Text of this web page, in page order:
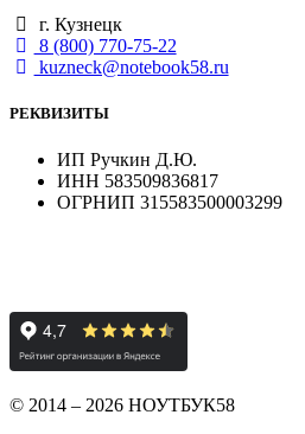
г. Кузнецк
8 (800) 770-75-22
kuzneck@notebook58.ru
РЕКВИЗИТЫ
ИП Ручкин Д.Ю.
ИНН 583509836817
ОГРНИП 315583500003299
© 2014 – 2026 НОУТБУК58